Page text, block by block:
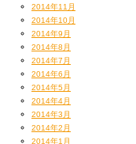
2014年11月
2014年10月
2014年9月
2014年8月
2014年7月
2014年6月
2014年5月
2014年4月
2014年3月
2014年2月
2014年1月